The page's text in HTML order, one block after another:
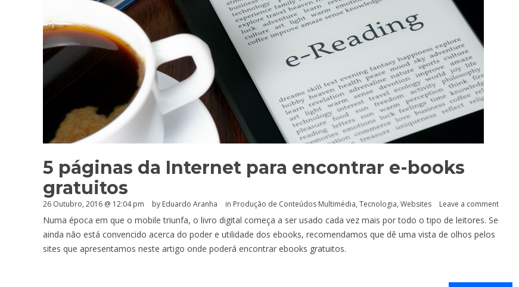
5 páginas da Internet para encontrar e-books
gratuitos
26 Outubro, 2016 @ 12:04 pm by Eduardo Aranha in Produção de Conteúdos Multimédia, Tecnologia, Websites Leave a comment
Numa época em que o mobile triunfa, o livro digital começa a ser usado cada vez mais por todo o tipo de leitores. Se
ainda não está convencido acerca do poder e utilidade dos ebooks, recomendamos que dê uma vista de olhos pelos
sites que apresentamos neste artigo onde poderá encontrar ebooks gratuitos.